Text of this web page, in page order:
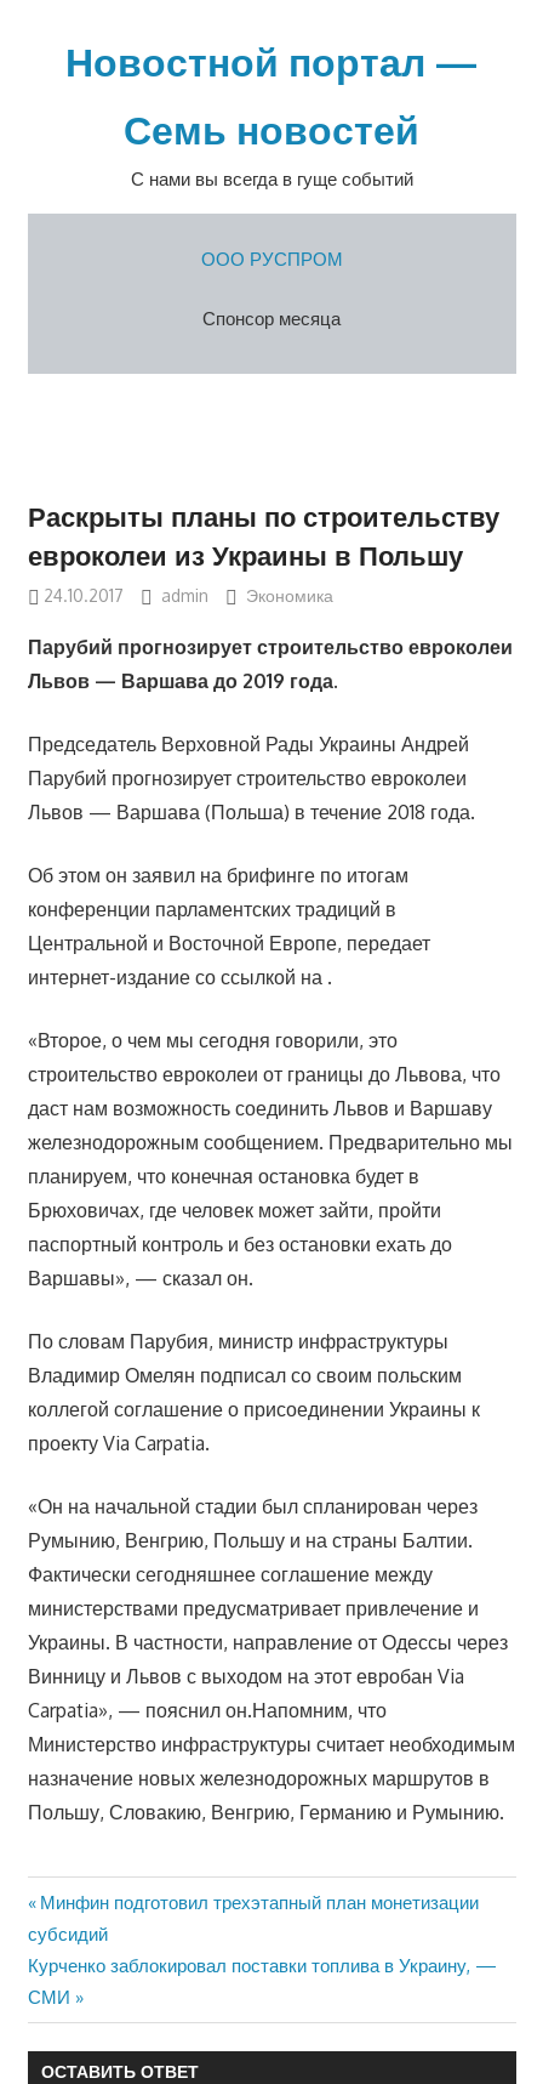
содержимомуНовостной портал —
Семь новостей
С нами вы всегда в гуще событий
ООО РУСПРОМ
Спонсор месяца
Раскрыты планы по строительству
евроколеи из Украины в Польшу
24.10.2017 admin Экономика
Парубий прогнозирует строительство евроколеи
Львов — Варшава до 2019 года.
Председатель Верховной Рады Украины Андрей
Парубий прогнозирует строительство евроколеи
Львов — Варшава (Польша) в течение 2018 года.
Об этом он заявил на брифинге по итогам
конференции парламентских традиций в
Центральной и Восточной Европе, передает
интернет-издание со ссылкой на .
«Второе, о чем мы сегодня говорили, это
строительство евроколеи от границы до Львова, что
даст нам возможность соединить Львов и Варшаву
железнодорожным сообщением. Предварительно мы
планируем, что конечная остановка будет в
Брюховичах, где человек может зайти, пройти
паспортный контроль и без остановки ехать до
Варшавы», — сказал он.
По словам Парубия, министр инфраструктуры
Владимир Омелян подписал со своим польским
коллегой соглашение о присоединении Украины к
проекту Via Carpatia.
«Он на начальной стадии был спланирован через
Румынию, Венгрию, Польшу и на страны Балтии.
Фактически сегодняшнее соглашение между
министерствами предусматривает привлечение и
Украины. В частности, направление от Одессы через
Винницу и Львов с выходом на этот евробан Via
Carpatia», — пояснил он.Напомним, что
Министерство инфраструктуры считает необходимым
назначение новых железнодорожных маршрутов в
Польшу, Словакию, Венгрию, Германию и Румынию.
Навигация
по
записям
Предыдущая
запись:
Минфин подготовил трехэтапный план монетизации
субсидий
Следующая
запись:
Курченко заблокировал поставки топлива в Украину, —
СМИ
ОСТАВИТЬ ОТВЕТ